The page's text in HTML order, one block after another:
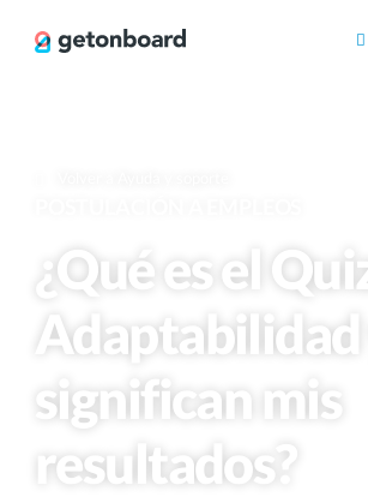
¿Qué es el
Adaptabilidad
significan mis
resultados?